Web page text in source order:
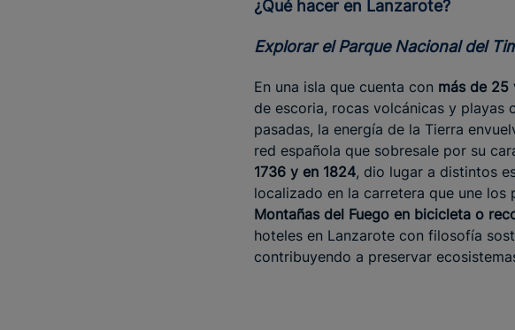
¿Qué hacer en Lanzarote?
Explorar el Parque Nacional del
En una isla que cuenta con más de 25
de escoria, rocas volcánicas y
pasadas, la energía de la Tierra
red española que sobresale por su
1736 y en 1824, dio lugar a distintos
localizado en la carretera que une
Montañas del Fuego en bicicleta o
hoteles en Lanzarote con filosofía
contribuyendo a preservar